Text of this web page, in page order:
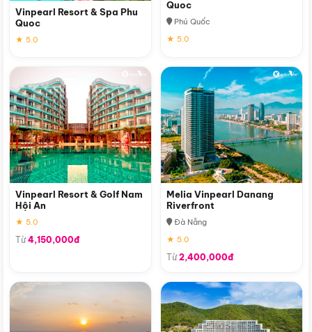
Vinpearl Resort & Spa Phu
Quoc
★ 5.0
Quoc
Phú Quốc
★ 5.0
Vinpearl Resort & Golf Nam
Hội An
★ 5.0
Từ4,150,000đ
Melia Vinpearl Danang
Riverfront
Đà Nẵng
★ 5.0
Từ2,400,000đ